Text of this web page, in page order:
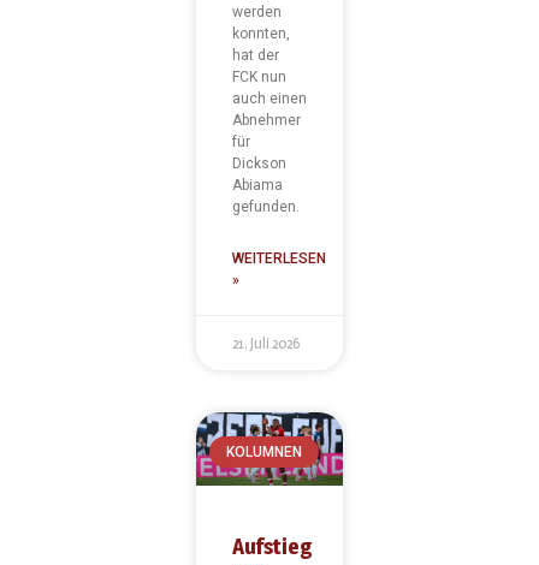
werden
konnten,
hat der
FCK nun
auch einen
Abnehmer
für
Dickson
Abiama
gefunden.
WEITERLESEN
»
21. Juli 2026
KOLUMNEN
Aufstieg